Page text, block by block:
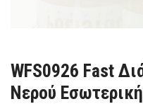
WFS0926 Fast
Νερού